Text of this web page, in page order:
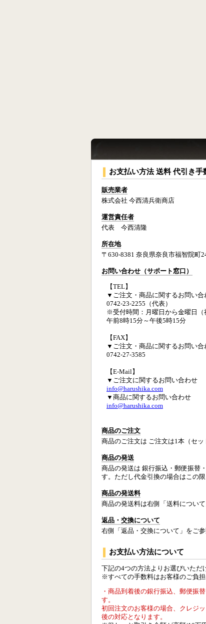
お支払い方法 送料 代引き手
販売業者
株式会社 今西清兵衛商店
運営責任者
代表 今西清隆
所在地
〒630-8381 奈良県奈良市福智院町
お問い合わせ（サポート窓口）
【TEL】
▼ご注文・商品に関するお問い合
0742-23-2255（代表）
※受付時間：月曜日から金曜日（
午前8時15分～午後5時15分
【FAX】
▼ご注文・商品に関するお問い合
0742-27-3585
【E-Mail】
▼ご注文に関するお問い合わせ
info@harushika.com
▼商品に関するお問い合わせ
info@harushika.com
商品のご注文
商品のご注文は ご注文は1本（セッ
商品の発送
商品の発送は 銀行振込・郵便振替
す。ただし代金引換の場合はこの限
商品の発送料
商品の発送料は右側「送料について
返品・交換について
右側「返品・交換について」をご参
お支払い方法について
下記の4つの方法よりお選びいただ
※すべての手数料はお客様のご負担
・商品到着後の銀行振込、郵便振
す。
初回注文のお客様の場合、クレジ
後の対応となります。